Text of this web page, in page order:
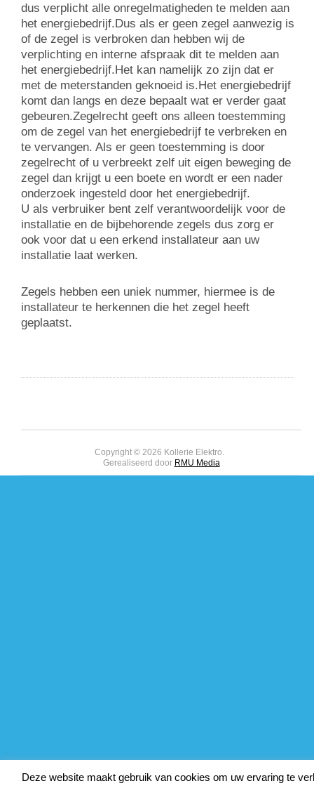
dus verplicht alle onregelmatigheden te melden aan
het energiebedrijf.Dus als er geen zegel aanwezig is
of de zegel is verbroken dan hebben wij de
verplichting en interne afspraak dit te melden aan
het energiebedrijf.Het kan namelijk zo zijn dat er
met de meterstanden geknoeid is.Het energiebedrijf
komt dan langs en deze bepaalt wat er verder gaat
gebeuren.Zegelrecht geeft ons alleen toestemming
om de zegel van het energiebedrijf te verbreken en
te vervangen. Als er geen toestemming is door
zegelrecht of u verbreekt zelf uit eigen beweging de
zegel dan krijgt u een boete en wordt er een nader
onderzoek ingesteld door het energiebedrijf.
U als verbruiker bent zelf verantwoordelijk voor de
installatie en de bijbehorende zegels dus zorg er
ook voor dat u een erkend installateur aan uw
installatie laat werken.
Zegels hebben een uniek nummer, hiermee is de
installateur te herkennen die het zegel heeft
geplaatst.
Copyright © 2026 Kollerie Elektro.
Gerealiseerd door RMU Media
Deze website maakt gebruik van cookies om uw ervaring te